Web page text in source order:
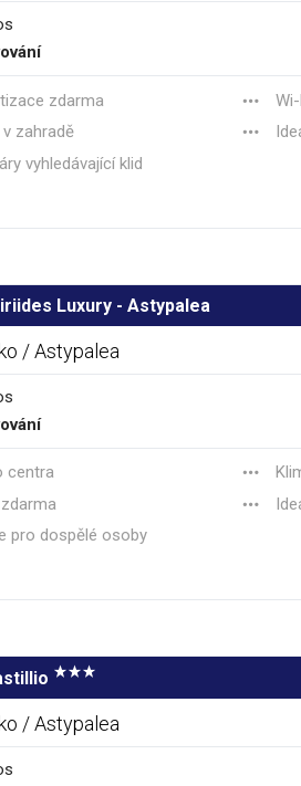
zdarma
zahradě
vyhledávající klid
Luxury - Astypalea
/ Astypalea
centra
pro dospělé osoby
/ Astypalea